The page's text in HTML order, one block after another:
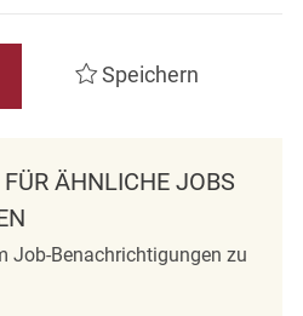
Speichern
ÄHNLICHE JOBS
Job-Benachrichtigungen zu